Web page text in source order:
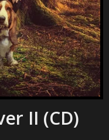
II (CD)